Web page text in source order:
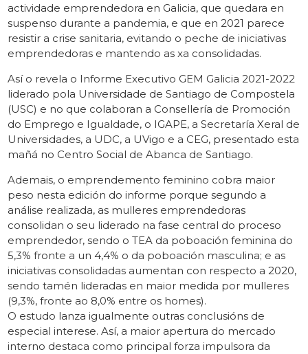
actividade emprendedora en Galicia, que quedara en
suspenso durante a pandemia, e que en 2021 parece
resistir a crise sanitaria, evitando o peche de iniciativas
emprendedoras e mantendo as xa consolidadas.
Así o revela o Informe Executivo GEM Galicia 2021-2022
liderado pola Universidade de Santiago de Compostela
(USC) e no que colaboran a Consellería de Promoción
do Emprego e Igualdade, o IGAPE, a Secretaría Xeral de
Universidades, a UDC, a UVigo e a CEG, presentado esta
mañá no Centro Social de Abanca de Santiago.
Ademais, o emprendemento feminino cobra maior
peso nesta edición do informe porque segundo a
análise realizada, as mulleres emprendedoras
consolidan o seu liderado na fase central do proceso
emprendedor, sendo o TEA da poboación feminina do
5,3% fronte a un 4,4% o da poboación masculina; e as
iniciativas consolidadas aumentan con respecto a 2020,
sendo tamén lideradas en maior medida por mulleres
(9,3%, fronte ao 8,0% entre os homes).
O estudo lanza igualmente outras conclusións de
especial interese. Así, a maior apertura do mercado
interno destaca como principal forza impulsora da